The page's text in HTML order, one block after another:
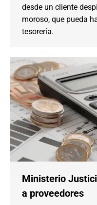
desde un cliente
moroso, que pueda
tesorería.
Ministerio
a proveedores